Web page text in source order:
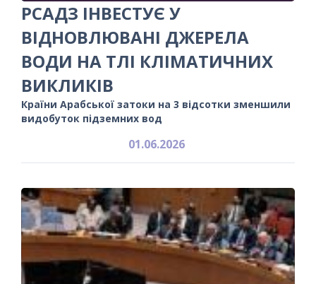
РСАДЗ ІНВЕСТУЄ У
ВІДНОВЛЮВАНІ ДЖЕРЕЛА
ВОДИ НА ТЛІ КЛІМАТИЧНИХ
ВИКЛИКІВ
Країни Арабської затоки на 3 відсотки зменшили
видобуток підземних вод
01.06.2026